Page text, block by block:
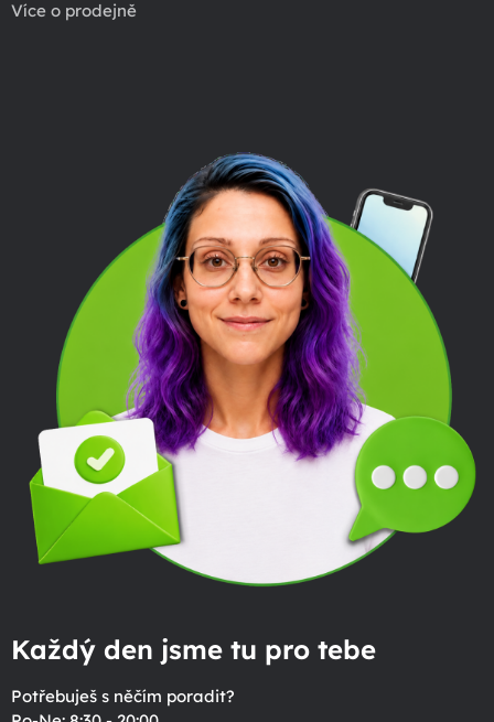
Více o prodejně
Každý den jsme tu pro tebe
Potřebuješ s něčím poradit?